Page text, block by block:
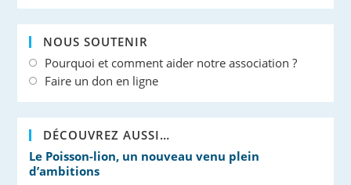
NOUS SOUTENIR
Pourquoi et comment aider notre association ?
Faire un don en ligne
DÉCOUVREZ AUSSI…
Le Poisson-lion, un nouveau venu plein
d’ambitions